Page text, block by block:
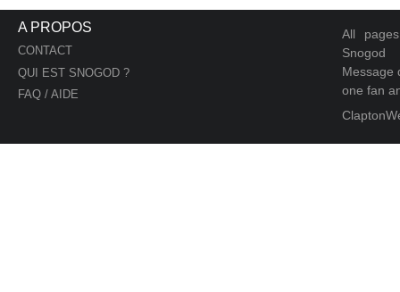
A PROPOS
CONTACT
QUI EST SNOGOD ?
FAQ / AIDE
All
Snogod
Message
one fan